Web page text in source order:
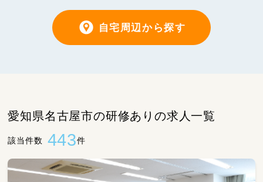
自宅周辺から探す
愛知県名古屋市の研修ありの求人一覧
該当件数 443件